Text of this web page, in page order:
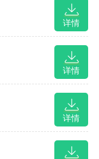
详情
详情
详情